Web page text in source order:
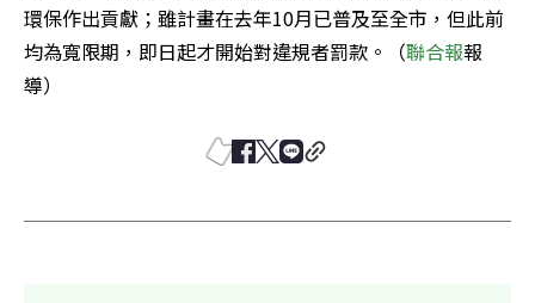
環保作出貢獻；雖計畫在去年10月已普及至全市，但此前
均為寬限期，即日起才開始對違規者罰款。（聯合報報
導）